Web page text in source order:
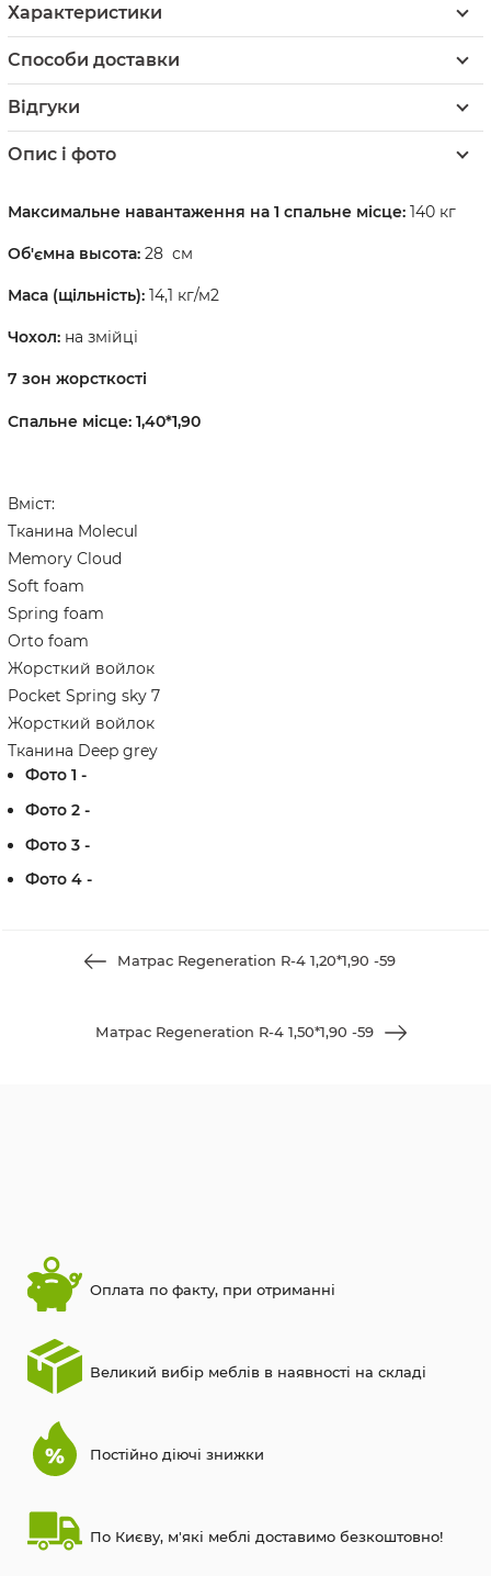
Характеристики
Способи доставки
Відгуки
Опис і фото
Максимальне навантаження на 1 спальне місце: 140 кг
Об'ємна высота: 28 см
Маса (щільність): 14,1 кг/м2
Чохол: на змійці
7 зон жорсткості
Спальне місце: 1,40*1,90
Вміст:
Тканина Molecul
Memory Cloud
Soft foam
Spring foam
Orto foam
Жорсткий войлок
Pocket Spring sky 7
Жорсткий войлок
Тканина Deep grey
Фото 1 -
Фото 2 -
Фото 3 -
Фото 4 -
Матрас Regeneration R-4 1,20*1,90 -59
Матрас Regeneration R-4 1,50*1,90 -59
Оплата по факту, при отриманні
Великий вибір меблів в наявності на складі
Постійно діючі знижки
По Києву, м'які меблі доставимо безкоштовно!